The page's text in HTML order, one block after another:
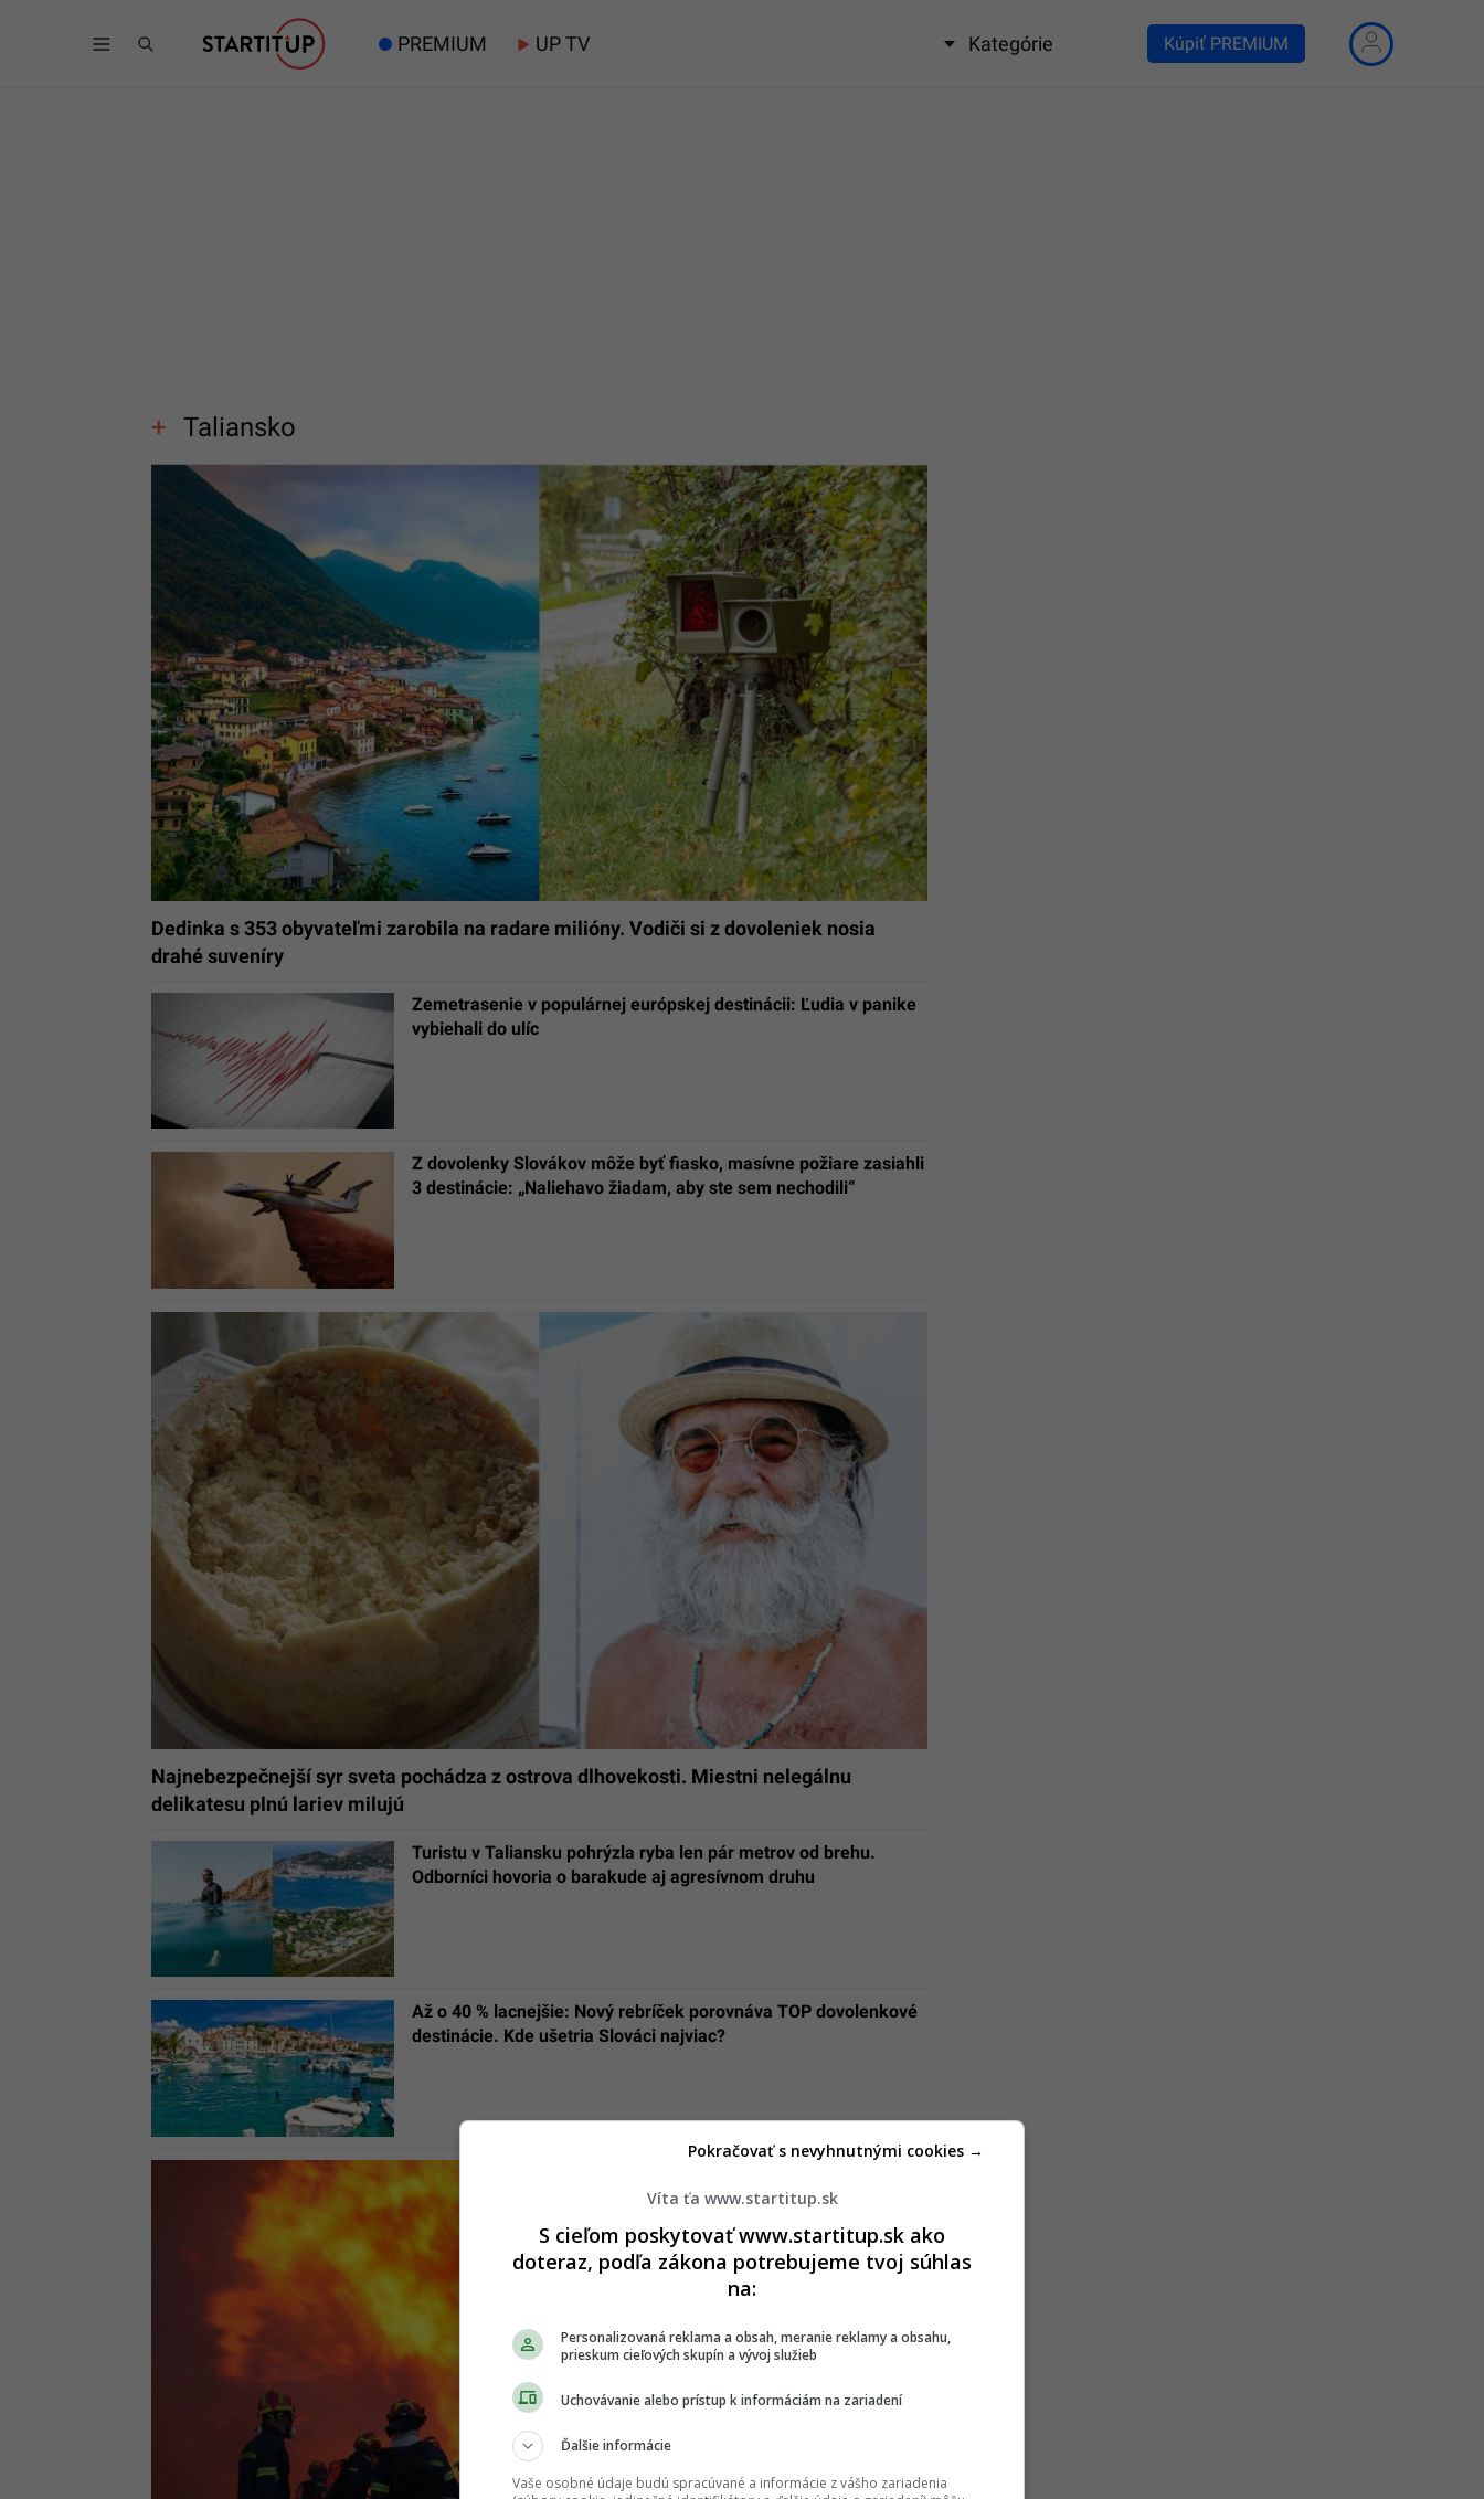
PREMIUM UP TV Kategórie Kúpiť PREMIUM
Taliansko
Dedinka s 353 obyvateľmi zarobila na radare milióny. Vodiči si z dovoleniek nosia
drahé suveníry
Zemetrasenie v populárnej európskej destinácii: Ľudia v panike
vybiehali do ulíc
Z dovolenky Slovákov môže byť fiasko, masívne požiare zasiahli
3 destinácie: „Naliehavo žiadam, aby ste sem nechodili“
Najnebezpečnejší syr sveta pochádza z ostrova dlhovekosti. Miestni nelegálnu
delikatesu plnú lariev milujú
Turistu v Taliansku pohrýzla ryba len pár metrov od brehu.
Odborníci hovoria o barakude aj agresívnom druhu
Až o 40 % lacnejšie: Nový rebríček porovnáva TOP dovolenkové
destinácie. Kde ušetria Slováci najviac?
Víta ťa www.startitup.sk
S cieľom poskytovať www.startitup.sk ako
doteraz, podľa zákona potrebujeme tvoj súhlas
na:
Personalizovaná reklama a obsah, meranie reklamy a obsahu,
prieskum cieľových skupín a vývoj služieb
Uchovávanie alebo prístup k informáciám na zariadení
Ďalšie informácie
Vaše osobné údaje budú spracúvané a informácie z vášho zariadenia
Pokračovať s nevyhnutnými cookies →